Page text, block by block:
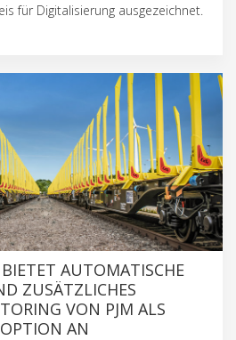
für Digitalisierung ausgezeichnet.
AUTOMATISCHE
ZUSÄTZLICHES
VON PJM ALS
AN